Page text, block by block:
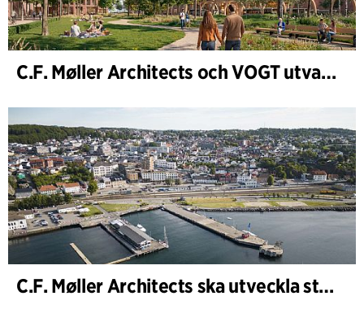
C.F. Møller Architects och VOGT utvalda att forma framtidens Hamburg-Altona
C.F. Møller Architects ska utveckla strategin för ”Knutepunkt Larvik och indre havn”